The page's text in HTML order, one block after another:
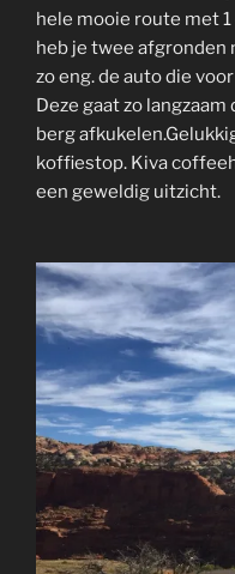
hele mooie route met
heb je twee afgronden
zo eng. de auto die
Deze gaat zo
berg
koffiestop. Kiva
een geweldig uitzicht.